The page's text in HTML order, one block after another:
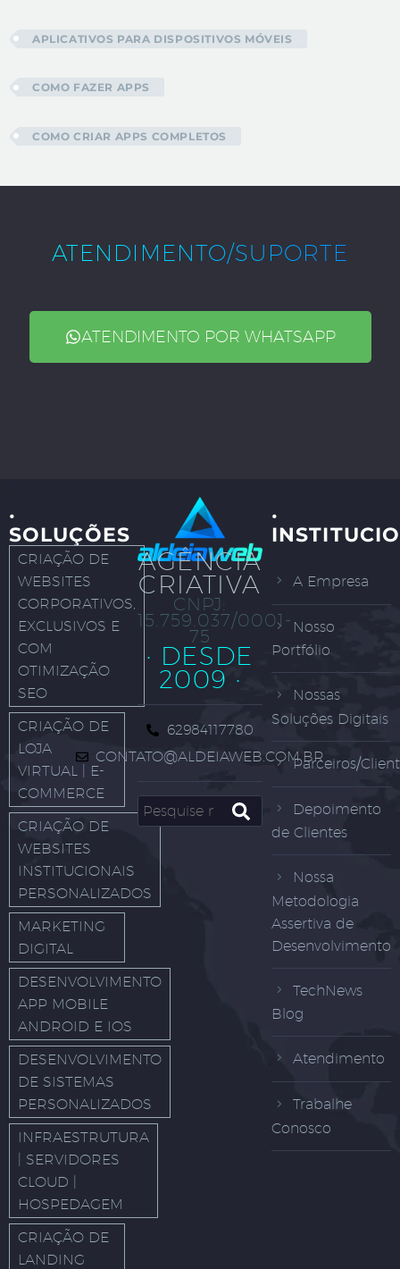
APLICATIVOS PARA DISPOSITIVOS MÓVEIS
COMO FAZER APPS
COMO CRIAR APPS COMPLETOS
ATENDIMENTO/SUPORTE
ATENDIMENTO POR WHATSAPP
·
SOLUÇÕES
CRIAÇÃO DE
WEBSITES
CORPORATIVOS,
EXCLUSIVOS E
COM
OTIMIZAÇÃO
SEO
CRIAÇÃO DE
LOJA
VIRTUAL | E-
COMMERCE
CRIAÇÃO DE
WEBSITES
INSTITUCIONAIS
PERSONALIZADOS
MARKETING
DIGITAL
DESENVOLVIMENTO
APP MOBILE
ANDROID E IOS
DESENVOLVIMENTO
DE SISTEMAS
PERSONALIZADOS
INFRAESTRUTURA
| SERVIDORES
CLOUD |
HOSPEDAGEM
CRIAÇÃO DE
LANDING
AGÊNCIA
CRIATIVA
CNPJ:
15.759.037/0001-
75
· DESDE
2009 ·
62984117780
CONTATO@ALDEIAWEB.COM.BR
·
A Empresa
Nosso
Portfólio
Nossas
Soluções Digitais
Parceiros/
Depoimento
de Clientes
Nossa
Metodologia
Assertiva de
Desenvolvimento
TechNews
Blog
Atendimento
Trabalhe
Conosco